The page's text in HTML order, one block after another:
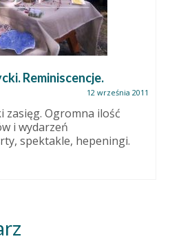
Reminiscencje.
12 września 2011
zasięg. Ogromna ilość
i wydarzeń
spektakle, hepeningi.